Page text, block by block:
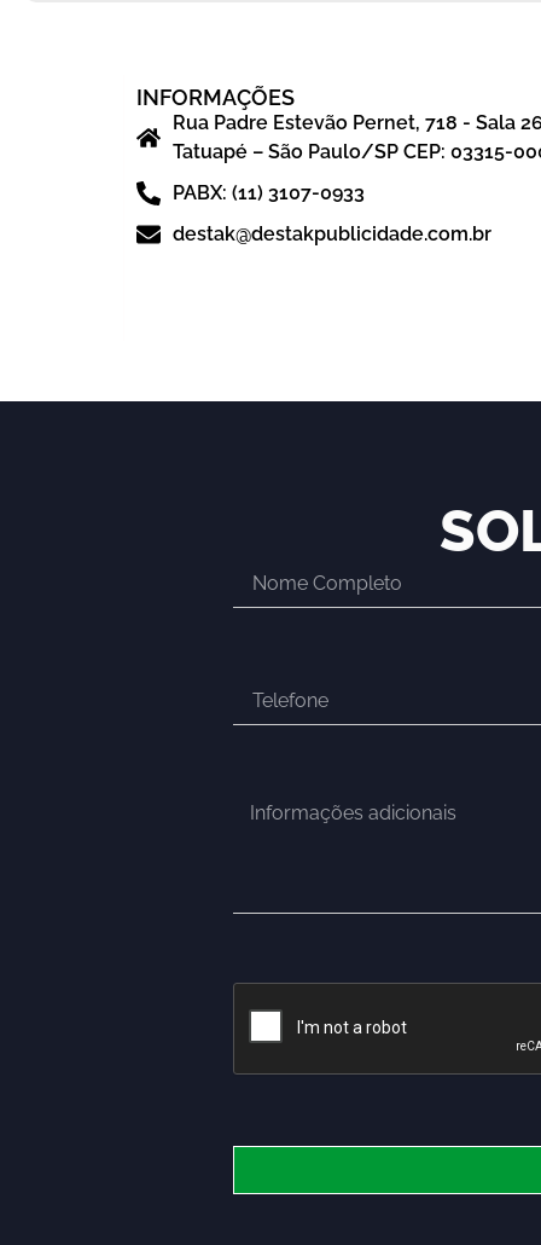
INFORMAÇÕES
Rua Padre Estevão Pernet, 718 - Sala
Tatuapé – São Paulo/SP CEP: 03315-
PABX: (11) 3107-0933
destak@destakpublicidade.com.br